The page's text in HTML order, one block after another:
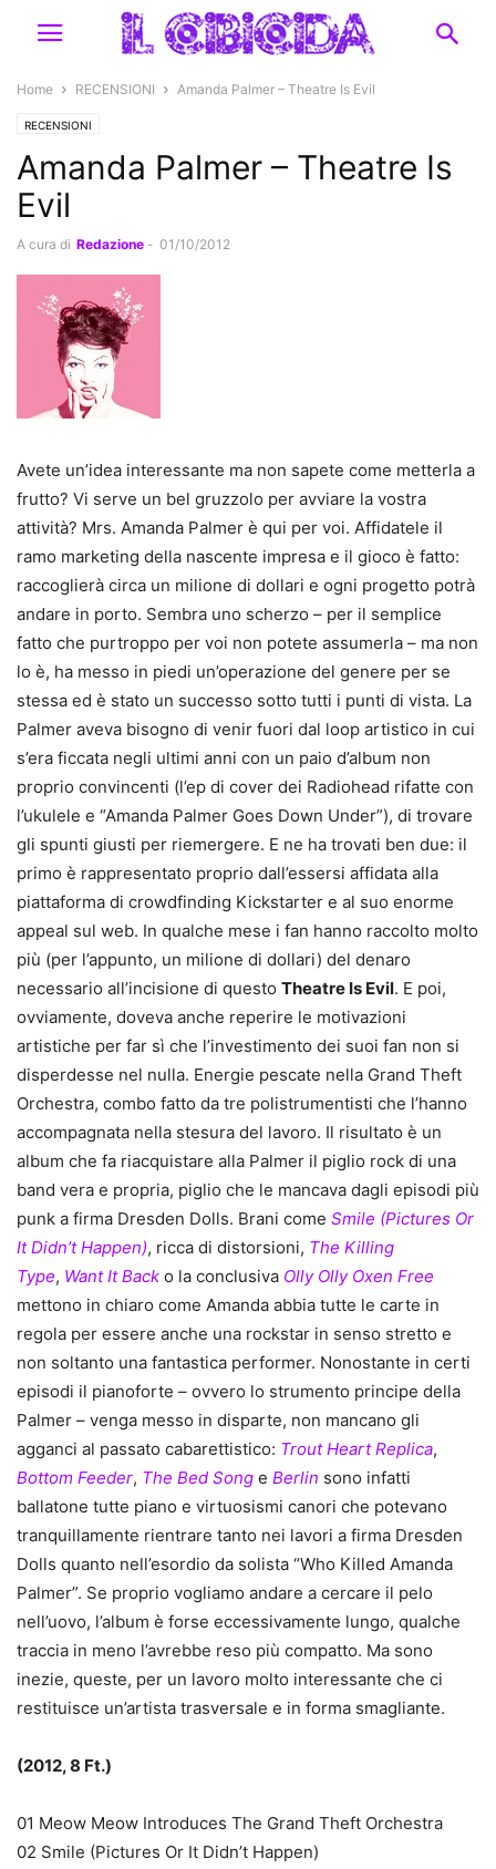
Home RECENSIONI Amanda Palmer – Theatre Is Evil
RECENSIONI
Amanda Palmer – Theatre Is
Evil
A cura di Redazione - 01/10/2012
Avete un’idea interessante ma non sapete come metterla a
frutto? Vi serve un bel gruzzolo per avviare la vostra
attività? Mrs. Amanda Palmer è qui per voi. Affidatele il
ramo marketing della nascente impresa e il gioco è fatto:
raccoglierà circa un milione di dollari e ogni progetto potrà
andare in porto. Sembra uno scherzo – per il semplice
fatto che purtroppo per voi non potete assumerla – ma non
lo è, ha messo in piedi un’operazione del genere per se
stessa ed è stato un successo sotto tutti i punti di vista. La
Palmer aveva bisogno di venir fuori dal loop artistico in cui
s’era ficcata negli ultimi anni con un paio d’album non
proprio convincenti (l’ep di cover dei Radiohead rifatte con
l’ukulele e “Amanda Palmer Goes Down Under”), di trovare
gli spunti giusti per riemergere. E ne ha trovati ben due: il
primo è rappresentato proprio dall’essersi affidata alla
piattaforma di crowdfinding Kickstarter e al suo enorme
appeal sul web. In qualche mese i fan hanno raccolto molto
più (per l’appunto, un milione di dollari) del denaro
necessario all’incisione di questo Theatre Is Evil. E poi,
ovviamente, doveva anche reperire le motivazioni
artistiche per far sì che l’investimento dei suoi fan non si
disperdesse nel nulla. Energie pescate nella Grand Theft
Orchestra, combo fatto da tre polistrumentisti che l’hanno
accompagnata nella stesura del lavoro. Il risultato è un
album che fa riacquistare alla Palmer il piglio rock di una
band vera e propria, piglio che le mancava dagli episodi più
punk a firma Dresden Dolls. Brani come Smile (Pictures Or
It Didn’t Happen), ricca di distorsioni, The Killing
Type, Want It Back o la conclusiva Olly Olly Oxen Free
mettono in chiaro come Amanda abbia tutte le carte in
regola per essere anche una rockstar in senso stretto e
non soltanto una fantastica performer. Nonostante in certi
episodi il pianoforte – ovvero lo strumento principe della
Palmer – venga messo in disparte, non mancano gli
agganci al passato cabarettistico: Trout Heart Replica,
Bottom Feeder, The Bed Song e Berlin sono infatti
ballatone tutte piano e virtuosismi canori che potevano
tranquillamente rientrare tanto nei lavori a firma Dresden
Dolls quanto nell’esordio da solista “Who Killed Amanda
Palmer”. Se proprio vogliamo andare a cercare il pelo
nell’uovo, l’album è forse eccessivamente lungo, qualche
traccia in meno l’avrebbe reso più compatto. Ma sono
inezie, queste, per un lavoro molto interessante che ci
restituisce un’artista trasversale e in forma smagliante.
(2012, 8 Ft.)
01 Meow Meow Introduces The Grand Theft Orchestra
02 Smile (Pictures Or It Didn’t Happen)